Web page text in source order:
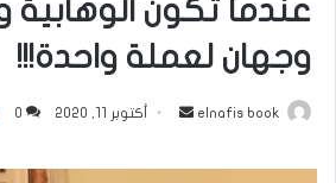
عندما تكون الوهابية
وجهان لعملة واحدة!!!
elnafis book
أرسل
إلكترونيا
أكتوبر 11, 2020 0